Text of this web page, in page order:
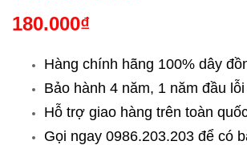
180.000₫
Hàng chính hãng 100% dây
Bảo hành 4 năm, 1 năm đầu
Hỗ trợ giao hàng trên toàn
Gọi ngay 0986.203.203 để có